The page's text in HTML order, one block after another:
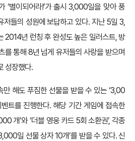
‘별이되어라!’가 출시 3,000일을 맞아 풍
저들의 성원에 보답하고 있다. 지난 5일 3,
2014년 런칭 후 완성도 높은 일러스트, 방
를 통해 8년 넘게 유저들의 사랑을 받으며
성장했다.
해도 푸짐한 선물을 받을 수 있는 ‘3,00
트를 진행한다. 해당 기간 게임에 접속한
개’와 ‘더블 영웅 카드 5회 소환권’, 각종
일 선물 상자 10개’를 받을 수 있다. 신